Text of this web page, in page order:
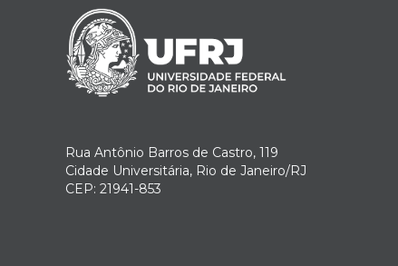
Rua Antônio Barros de Castro, 119
Cidade Universitária, Rio de Janeiro/RJ
CEP: 21941-853